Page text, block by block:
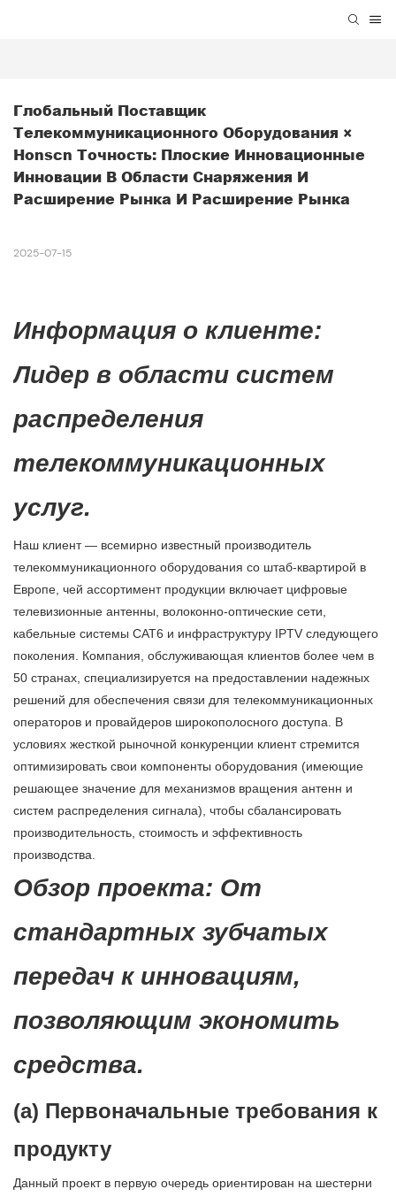
Глобальный Поставщик
Телекоммуникационного Оборудования ×
Honscn Точность: Плоские Инновационные
Инновации В Области Снаряжения И
Расширение Рынка И Расширение Рынка
2025-07-15
Информация о клиенте:
Лидер в области систем
распределения
телекоммуникационных
услуг.
Наш клиент — всемирно известный производитель
телекоммуникационного оборудования со штаб-квартирой в
Европе, чей ассортимент продукции включает цифровые
телевизионные антенны, волоконно-оптические сети,
кабельные системы CAT6 и инфраструктуру IPTV следующего
поколения. Компания, обслуживающая клиентов более чем в
50 странах, специализируется на предоставлении надежных
решений для обеспечения связи для телекоммуникационных
операторов и провайдеров широкополосного доступа. В
условиях жесткой рыночной конкуренции клиент стремится
оптимизировать свои компоненты оборудования (имеющие
решающее значение для механизмов вращения антенн и
систем распределения сигнала), чтобы сбалансировать
производительность, стоимость и эффективность
производства.
Обзор проекта: От
стандартных зубчатых
передач к инновациям,
позволяющим экономить
средства.
(а) Первоначальные требования к
продукту
Данный проект в первую очередь ориентирован на шестерни